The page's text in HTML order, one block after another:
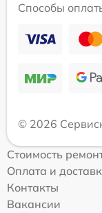
Способы
© 2026
Стоимость
Оплата и
Контакты
Вакансии